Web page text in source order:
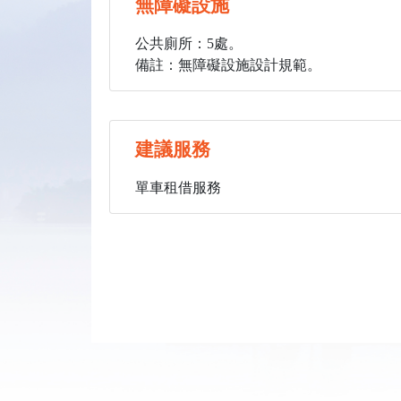
無障礙設施
公共廁所：5處。
備註：無障礙設施設計規範。
建議服務
單車租借服務